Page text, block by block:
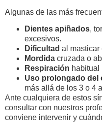
Algunas de las más
Dientes apiñados,
excesivos.
Dificultad al masticar
Mordida cruzada o
Respiración habitual
Uso prolongado del
más allá de los 3 o 4
Ante cualquiera de estos
consultar con nuestros
conviene intervenir y